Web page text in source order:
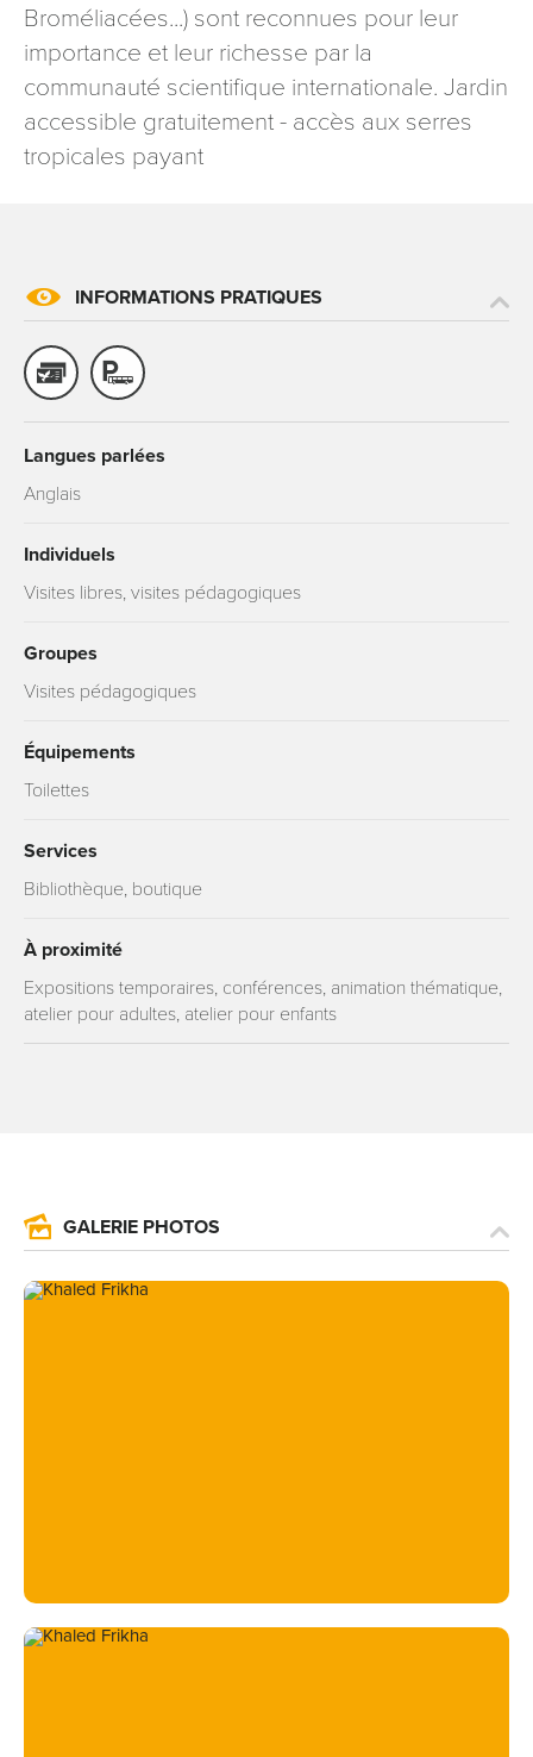
Broméliacées...) sont reconnues pour leur
importance et leur richesse par la
communauté scientifique internationale. Jardin
accessible gratuitement - accès aux serres
tropicales payant
INFORMATIONS PRATIQUES
Langues parlées
Anglais
Individuels
Visites libres, visites pédagogiques
Groupes
Visites pédagogiques
Équipements
Toilettes
Services
Bibliothèque, boutique
À proximité
Expositions temporaires, conférences, animation thématique,
atelier pour adultes, atelier pour enfants
GALERIE PHOTOS